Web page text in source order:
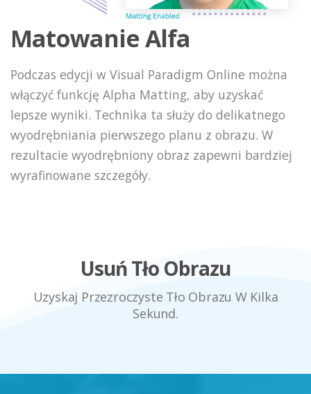
Matowanie Alfa
Podczas edycji w Visual Paradigm Online można
włączyć funkcję Alpha Matting, aby uzyskać
lepsze wyniki. Technika ta służy do delikatnego
wyodrębniania pierwszego planu z obrazu. W
rezultacie wyodrębniony obraz zapewni bardziej
wyrafinowane szczegóły.
Usuń Tło Obrazu
Uzyskaj Przezroczyste Tło Obrazu W Kilka
Sekund.